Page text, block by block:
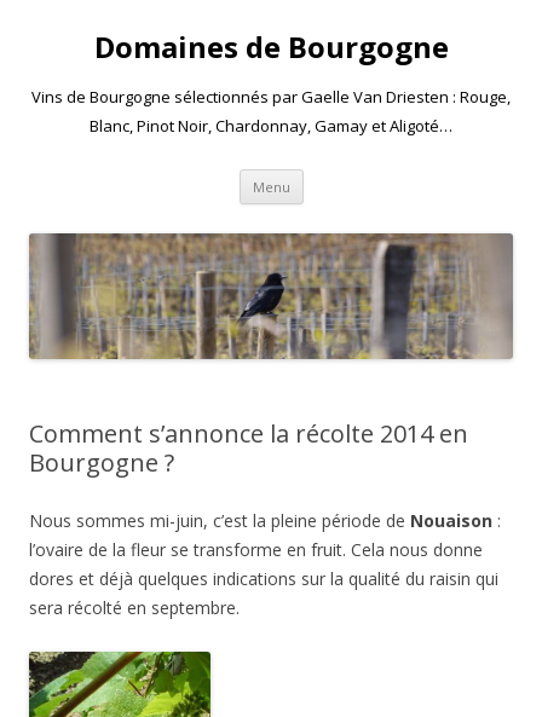
Domaines de Bourgogne
Vins de Bourgogne sélectionnés par Gaelle Van Driesten : Rouge,
Blanc, Pinot Noir, Chardonnay, Gamay et Aligoté…
Menu Aller
contenu
Comment s’annonce la récolte 2014 en
Bourgogne ?
Nous sommes mi-juin, c’est la pleine période de Nouaison :
l’ovaire de la fleur se transforme en fruit. Cela nous donne
dores et déjà quelques indications sur la qualité du raisin qui
sera récolté en septembre.